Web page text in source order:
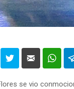
se vio